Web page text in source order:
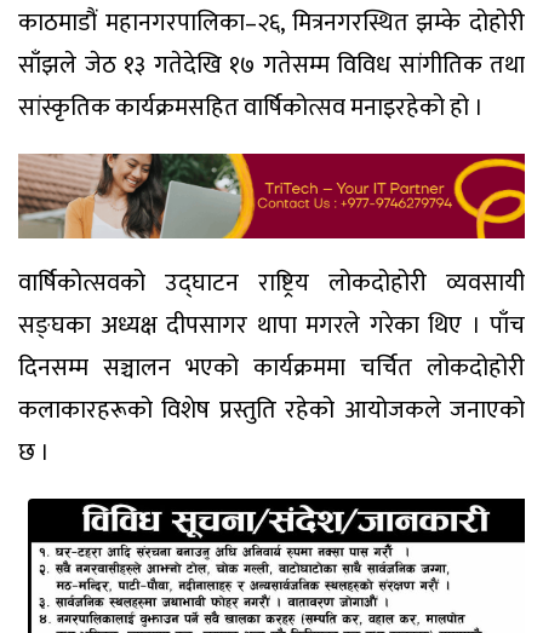
काठमाडौं महानगरपालिका–२६, मित्रनगरस्थित झम्के दोहोरी
साँझले जेठ १३ गतेदेखि १७ गतेसम्म विविध सांगीतिक तथा
सांस्कृतिक कार्यक्रमसहित वार्षिकोत्सव मनाइरहेको हो ।
वार्षिकोत्सवको उद्घाटन राष्ट्रिय लोकदोहोरी व्यवसायी
सङ्घका अध्यक्ष दीपसागर थापा मगरले गरेका थिए । पाँच
दिनसम्म सञ्चालन भएको कार्यक्रममा चर्चित लोकदोहोरी
कलाकारहरूको विशेष प्रस्तुति रहेको आयोजकले जनाएको
छ ।